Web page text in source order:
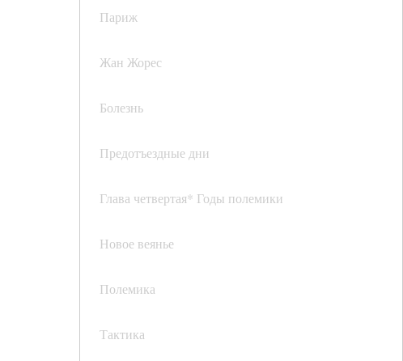
Париж
Жан Жорес
Болезнь
Предотъездные дни
Глава четвертая* Годы полемики
Новое веянье
Полемика
Тактика